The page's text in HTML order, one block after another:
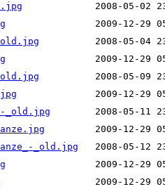
_old.jpg
_old.jpg